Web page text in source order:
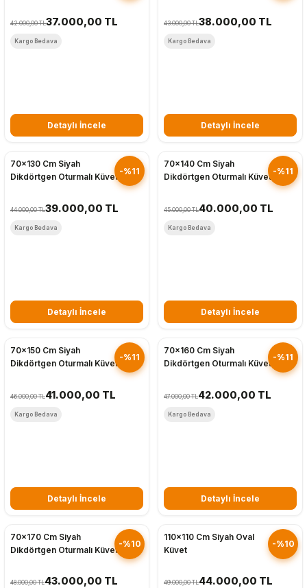
42.000,00 TL37.000,00 TL
Kargo Bedava
Detaylı İncele
43.000,00 TL38.000,00 TL
Kargo Bedava
Detaylı İncele
-%11
70x130 Cm Siyah
Dikdörtgen Oturmalı Küvet
44.000,00 TL39.000,00 TL
Kargo Bedava
Detaylı İncele
-%11
70x140 Cm Siyah
Dikdörtgen Oturmalı Küvet
45.000,00 TL40.000,00 TL
Kargo Bedava
Detaylı İncele
-%11
70x150 Cm Siyah
Dikdörtgen Oturmalı Küvet
46.000,00 TL41.000,00 TL
Kargo Bedava
Detaylı İncele
-%11
70x160 Cm Siyah
Dikdörtgen Oturmalı Küvet
47.000,00 TL42.000,00 TL
Kargo Bedava
Detaylı İncele
-%10
70x170 Cm Siyah
Dikdörtgen Oturmalı Küvet
48.000,00 TL43.000,00 TL
-%10
110x110 Cm Siyah Oval
Küvet
49.000,00 TL44.000,00 TL